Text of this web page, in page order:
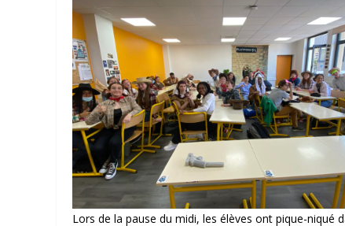
Lors de la pause du midi, les élèves ont pique-niqué